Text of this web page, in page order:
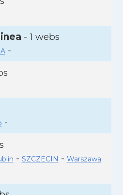
- 1 webs
-
-
- SZCZECIN - Warszawa